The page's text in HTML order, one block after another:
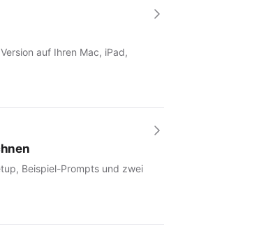
auf Ihren Mac, iPad,
Beispiel-Prompts und zwei